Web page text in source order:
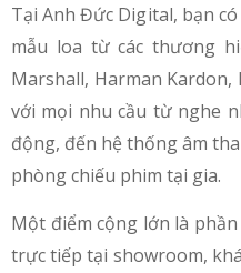
Tại Anh Đức Digital, bạn
mẫu loa từ các thương
Marshall, Harman Kardon,
với mọi nhu cầu từ nghe
động, đến hệ thống âm
phòng chiếu phim tại gia.
Một điểm cộng lớn là
trực tiếp tại showroom,